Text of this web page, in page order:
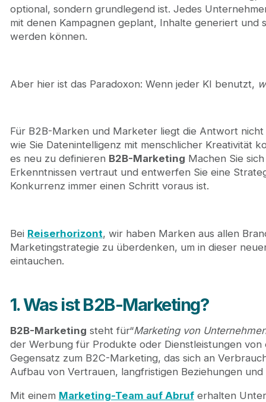
KI für Personalisierung und Inhalte: The Human
KI für Optimierung und Analytik: Always-On
Erscheint in der KI-Übersicht: Der neue Kampf
Vordenkerrolle durch SEO
4. Wie erstelle ich einen erfolgreichen B2B-
5. Warum eine B2B-Marketingagentur den
6. Lassen Sie uns hören, was der Kunde zu sagen
Häufig gestellte Fragen
Fazit
optional, sondern grundlegend ist. Jedes
mit denen Kampagnen geplant, Inhalte generiert und
werden können.
Aber hier ist das Paradoxon: Wenn jeder KI benutzt,
Für B2B-Marken und Marketer liegt die Antwort
wie Sie Datenintelligenz mit menschlicher Kreativität
es neu zu definieren B2B-Marketing Machen Sie
Erkenntnissen vertraut und entwerfen Sie eine
Konkurrenz immer einen Schritt voraus ist.
Bei Reiserhorizont, wir haben Marken aus allen
Marketingstrategie zu überdenken, um in dieser
eintauchen.
1. Was ist B2B-Marketing?
B2B-Marketing steht für“Marketing von
der Werbung für Produkte oder Dienstleistungen von
Gegensatz zum B2C-Marketing, das sich an
Aufbau von Vertrauen, langfristigen Beziehungen und
Mit einem Marketing-Team auf Abruferhalten